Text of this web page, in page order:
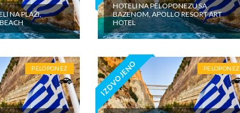
NA PLAŽI,
HOTELI NA PELOPONEZU SA
BAZENOM, APOLLO RESORT ART
HOTEL
PELOPONEZ IZDVOJENO PELOPONEZ